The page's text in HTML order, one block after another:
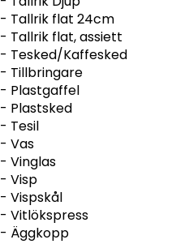
- Tallrik flat 24cm
- Tallrik flat, assiett
- Tesked/Kaffesked
- Tillbringare
- Plastgaffel
- Plastsked
- Tesil
- Vas
- Vinglas
- Visp
- Vispskål
- Vitlökspress
- Äggkopp